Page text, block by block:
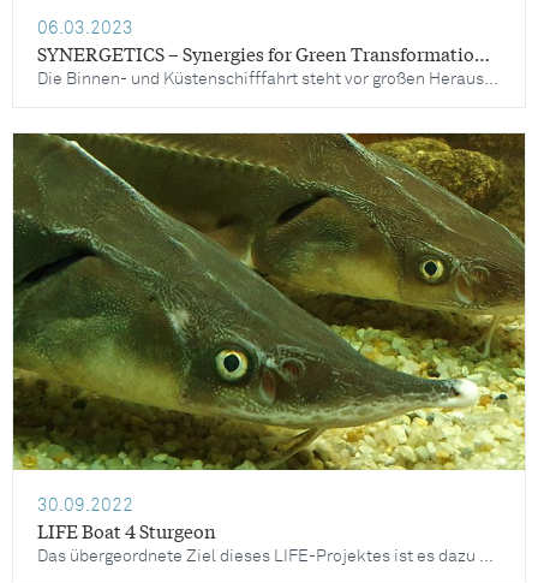
06.03.2023
SYNERGETICS – Synergies for Green Transformation of Inland and Coastal Shipping
Die Binnen- und Küstenschifffahrt steht vor großen Herausforderungen im Hinblick auf eine deutliche Reduzierung der Treibhausgas- und Luftschadstoffemissionen, die sich aus den Anforderungen des europäischen Green Deal und der Taxonomieverordnung ergeben, sowie der Tatsache, dass eine verbesserte Umweltleistung für den Sektor immer wichtiger wird, um wettbewerbsfähig zu bleiben. SYNERGETICS (Synergies for Green Transformation of Inland and Coastal Shipping) ist eine Horizon Europe Innovation Action, ein besonders anwendungsnahes Verbundprojekt, das sich mit den Möglichkeiten der Emissionsreduktion in der Binnen- und Küstenschifffahrt durch Nachrüstungslösungen befasst.
30.09.2022
LIFE Boat 4 Sturgeon
Das übergeordnete Ziel dieses LIFE-Projektes ist es dazu beizutragen, die vier verbliebenen Donaustörarten vor dem Aussterben zu bewahren: den Sterlet, den Waxdick, den Sternhausen und den Hausen.